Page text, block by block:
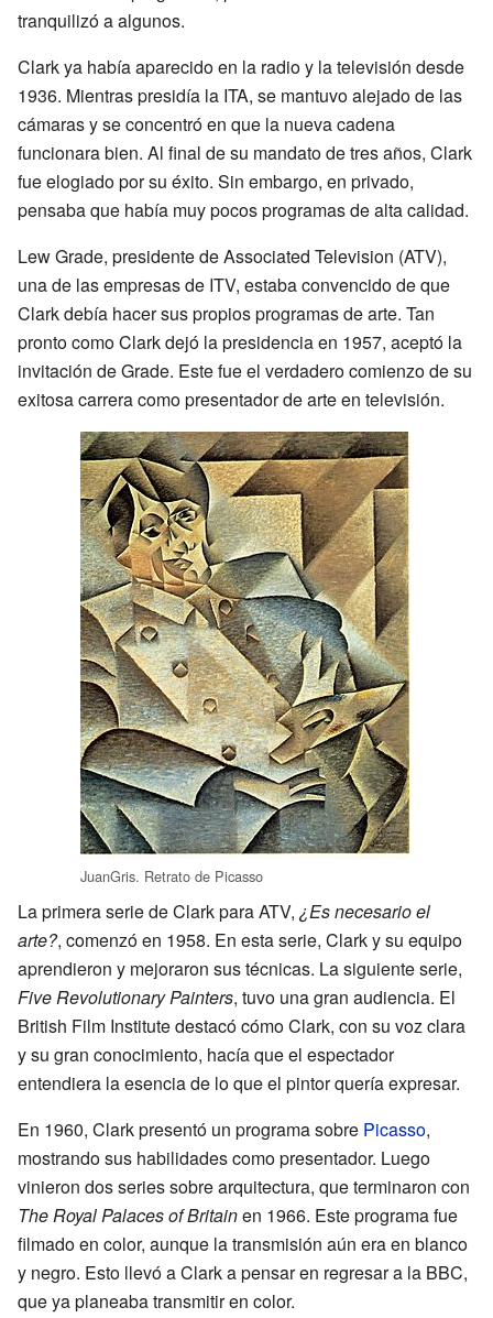
tranquilizó a algunos.
Clark ya había aparecido en la radio y la televisión desde
1936. Mientras presidía la ITA, se mantuvo alejado de las
cámaras y se concentró en que la nueva cadena
funcionara bien. Al final de su mandato de tres años, Clark
fue elogiado por su éxito. Sin embargo, en privado,
pensaba que había muy pocos programas de alta calidad.
Lew Grade, presidente de Associated Television (ATV),
una de las empresas de ITV, estaba convencido de que
Clark debía hacer sus propios programas de arte. Tan
pronto como Clark dejó la presidencia en 1957, aceptó la
invitación de Grade. Este fue el verdadero comienzo de su
exitosa carrera como presentador de arte en televisión.
JuanGris. Retrato de Picasso
La primera serie de Clark para ATV, ¿Es necesario el
arte?, comenzó en 1958. En esta serie, Clark y su equipo
aprendieron y mejoraron sus técnicas. La siguiente serie,
Five Revolutionary Painters, tuvo una gran audiencia. El
British Film Institute destacó cómo Clark, con su voz clara
y su gran conocimiento, hacía que el espectador
entendiera la esencia de lo que el pintor quería expresar.
En 1960, Clark presentó un programa sobre Picasso,
mostrando sus habilidades como presentador. Luego
vinieron dos series sobre arquitectura, que terminaron con
The Royal Palaces of Britainen 1966. Este programa fue
filmado en color, aunque la transmisión aún era en blanco
y negro. Esto llevó a Clark a pensar en regresar a la BBC,
que ya planeaba transmitir en color.